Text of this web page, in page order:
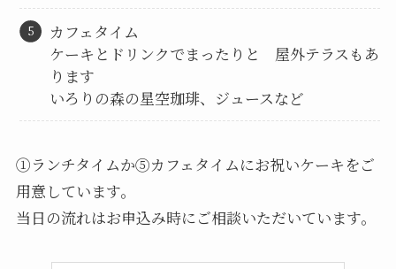
カフェタイム
ケーキとドリンクでまったりと 屋外テラスもあ
ります
いろりの森の星空珈琲、ジュースなど
①ランチタイムか⑤カフェタイムにお祝いケーキをご
用意しています。
当日の流れはお申込み時にご相談いただいています。